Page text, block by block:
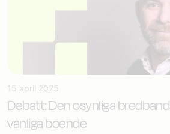
15 april 2025
Debatt: Den osynliga
vanliga boende